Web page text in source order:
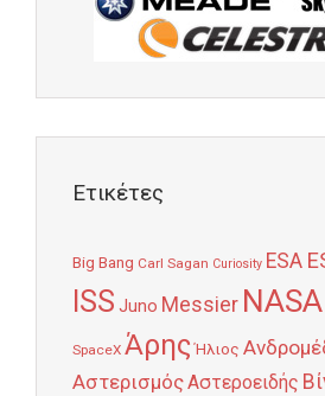
Ετικέτες
Big Bang Carl Sagan Curiosity ESA
ISS Juno Messier NASA
SpaceX Άρης Ήλιος
ΑστερισμόςΑστεροειδής